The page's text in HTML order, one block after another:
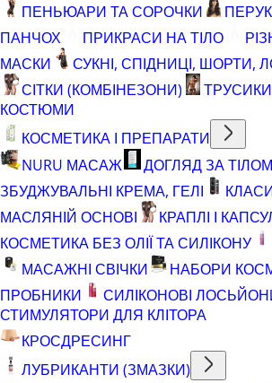
ПЕНЬЮАРИ ТА СОРОЧКИ
ПАНЧОХ
ПРИКРАСИ НА ТІЛО
МАСКИ
СУКНІ, СПІДНИЦІ, ШОРТИ,
СІТКИ (КОМБІНЕЗОНИ)
ТРУСИКИ
КОСТЮМИ
КОСМЕТИКА І ПРЕПАРАТИ
NURU МАСАЖ
ДОГЛЯД ЗА ТІЛОМ
ЗБУДЖУВАЛЬНІ КРЕМА, ГЕЛІ
МАСЛЯНІЙ ОСНОВІ
КРАПЛІ І
КОСМЕТИКА БЕЗ ОЛІЇ ТА СИЛІКОНУ
МАСАЖНІ СВІЧКИ
НАБОРИ
ПРОБНИКИ
СИЛІКОНОВІ
СТИМУЛЯТОРИ ДЛЯ КЛІТОРА
КРОСДРЕСИНГ
ЛУБРИКАНТИ (ЗМАЗКИ)